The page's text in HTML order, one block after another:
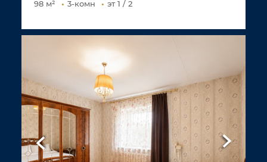
98 м²
3-комн эт 1 / 2